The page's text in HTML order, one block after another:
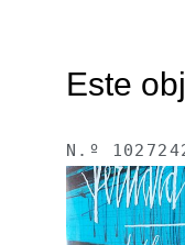
Este
N.º